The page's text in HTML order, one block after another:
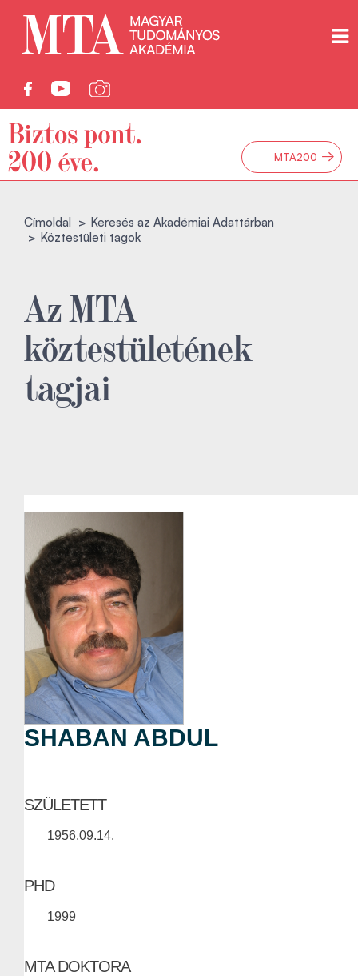
MTA200 →
Címoldal
Keresés az Akadémiai Adattárban
Köztestületi tagok
Az MTA
köztestületének
tagjai
SHABAN ABDUL
SZÜLETETT
1956.09.14.
PHD
1999
MTA DOKTORA